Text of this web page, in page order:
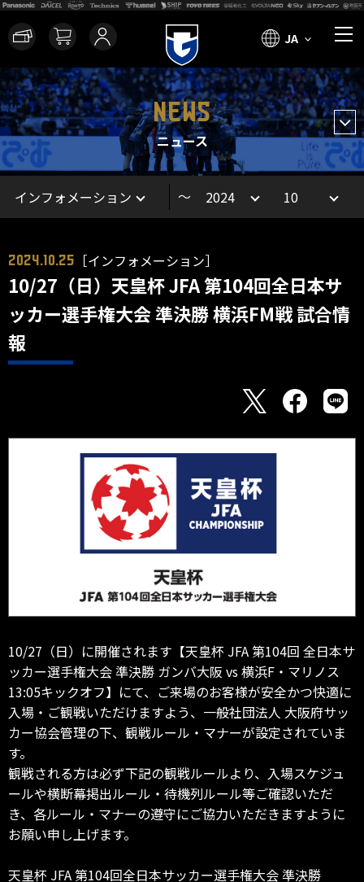
JA
NEWS
ニュース
～
2024.10.25 ［インフォメーション］
10/27（日）天皇杯 JFA 第104回全日本サ
ッカー選手権大会 準決勝 横浜FM戦 試合情
報
10/27（日）に開催されます【天皇杯 JFA 第104回 全日本サ
ッカー選手権大会 準決勝 ガンバ大阪 vs 横浜F・マリノス
13:05キックオフ】にて、ご来場のお客様が安全かつ快適に
入場・ご観戦いただけますよう、一般社団法人 大阪府サッ
カー協会管理の下、観戦ルール・マナーが設定されていま
す。
観戦される方は必ず下記の観戦ルールより、入場スケジュ
ールや横断幕掲出ルール・待機列ルール等ご確認いただ
き、各ルール・マナーの遵守にご協力いただきますように
お願い申し上げます。
天皇杯 JFA 第104回全日本サッカー選手権大会 準決勝